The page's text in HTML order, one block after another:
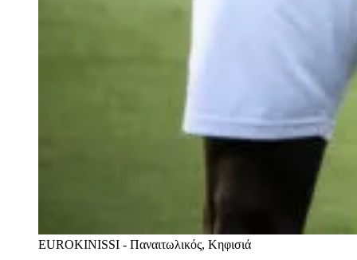
EUROKINISSI - Παναιτωλικός, Κηφισιά